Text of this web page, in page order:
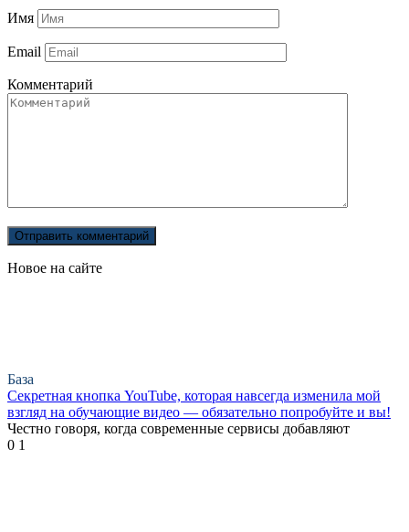
Имя
Email
Комментарий
Новое на сайте
База
Секретная кнопка YouTube, которая навсегда изменила мой
взгляд на обучающие видео — обязательно попробуйте и вы!
Честно говоря, когда современные сервисы добавляют
0 1